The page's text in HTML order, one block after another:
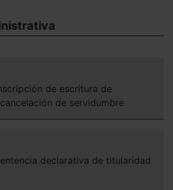
de escritura de
de servidumbre
declarativa de titularidad